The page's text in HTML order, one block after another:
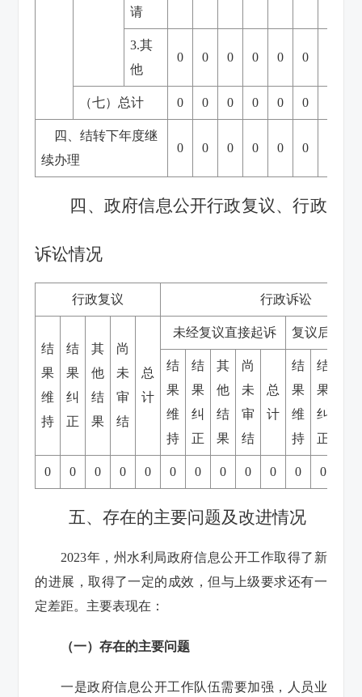
请
3.其
他
0 0 0 0 0 0
（七）总计 0 0 0 0 0 0
四、结转下年度继
续办理
0 0 0 0 0 0
四、政府信息公开行政复议、行政
诉讼情况
行政复议 行政诉讼
结
果
维
持
结
果
纠
正
其
他
结
果
尚
未
审
结
总
计
未经复议直接起诉 复议后起诉
结
果
维
持
结
果
纠
正
其
他
结
果
尚
未
审
结
总
计
结
果
维
持
结
果
纠
正
0 0 0 0 0 0 0 0 0 0 0 0
五、存在的主要问题及改进情况
2023年，州水利局政府信息公开工作取得了新
的进展，取得了一定的成效，但与上级要求还有一
定差距。主要表现在：
（一）存在的主要问题
一是政府信息公开工作队伍需要加强，人员业